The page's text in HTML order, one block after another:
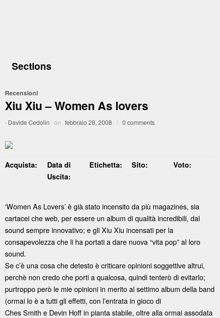
Sections
Recensioni
Xiu Xiu – Women As lovers
· Davide Cedolin on febbraio 28, 2008 / 0 comments
Acquista:
Data di
Uscita:
Etichetta: Sito: Voto:
‘Women As Lovers’ è già stato incensito da più magazines, sia
cartacei che web, per essere un album di qualità incredibili, dal
sound sempre innovativo; e gli Xiu Xiu incensati per la
consapevolezza che li ha portati a dare nuova “vita pop” al loro
sound.
Se c’è una cosa che detesto è criticare opinioni soggettive altrui,
perchè non credo che porti a qualcosa, quindi tenterò di evitarlo;
purtroppo però le mie opinioni in merito al settimo album della band
(ormai lo è a tutti gli effetti, con l’entrata in gioco di
Ches Smith e Devin Hoff in pianta stabile, oltre alla ormai assodata